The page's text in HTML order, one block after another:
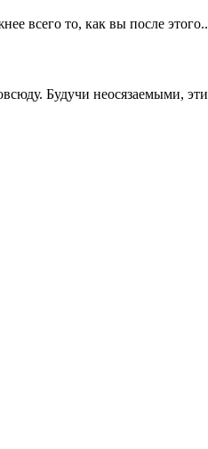
всего то, как вы после
Будучи неосязаемыми,